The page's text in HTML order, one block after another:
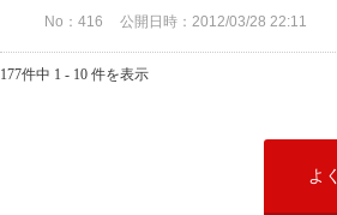
No：416 公開日時：2012/03/28 22:11
177件中 1 - 10 件を表示
よ